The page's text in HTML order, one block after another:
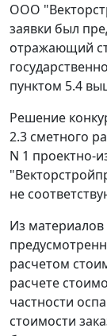
ООО
заявки был
отражающий
пунктом 5.4
Решение
2.3 сметного
N 1 проектно-
не
Из материалов
расчетом
расчете
частности
стоимости